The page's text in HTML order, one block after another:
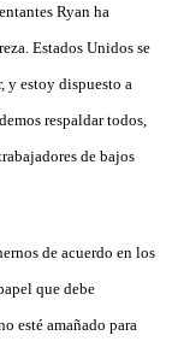
Ryan ha
Estados Unidos se
y estoy dispuesto a
respaldar todos,
de bajos
de acuerdo en los
que debe
esté amañado para